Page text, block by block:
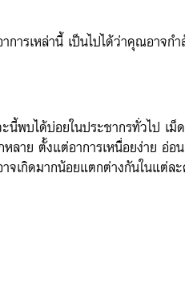
ารเหล่านี้ เป็นไปได้ว่าคุณอาจกำ
นี้พบได้บ่อยในประชากรทั่วไป เม็
หลาย ตั้งแต่อาการเหนื่อยง่าย อ่
จเกิดมากน้อยแตกต่างกันในแต่ล